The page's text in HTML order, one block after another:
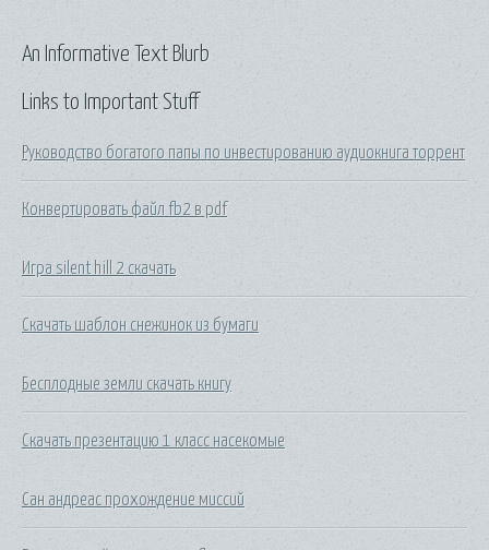
Links to Important Stuff
Руководство богатого папы по инвестированию аудиокнига торрент
Конвертировать файл fb2 в pdf
Игра silent hill 2 скачать
Скачать шаблон снежинок из бумаги
Бесплодные земли скачать книгу
Скачать презентацию 1 класс насекомые
Сан андреас прохождение миссий
An Informative Text Blurb